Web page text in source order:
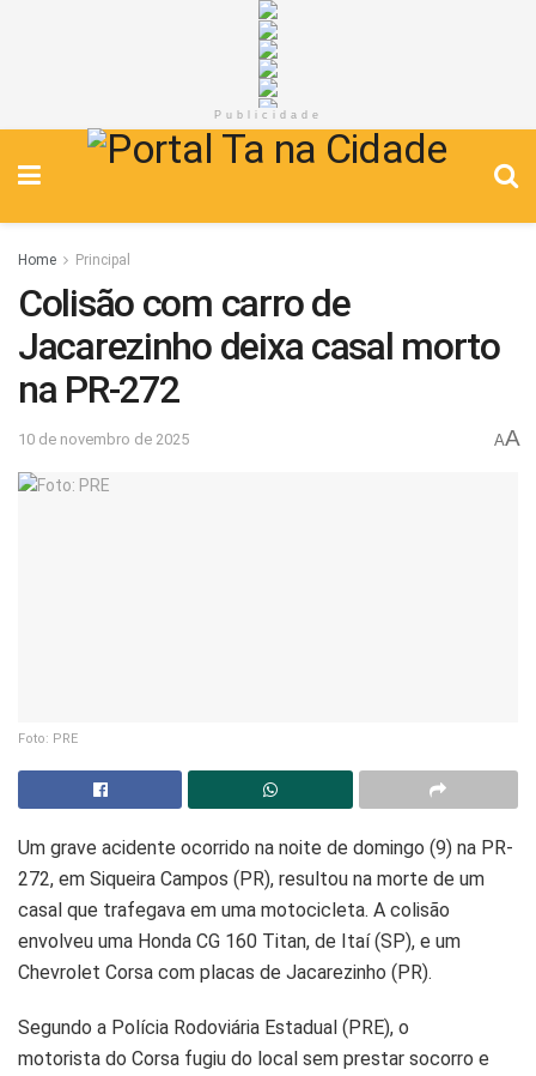
Publicidade
Home Principal
Colisão com carro de
Jacarezinho deixa casal morto
na PR-272
10 de novembro de 2025 AA
Foto: PRE
Um grave acidente ocorrido na noite de domingo (9) na PR-
272, em Siqueira Campos (PR), resultou na morte de um
casal que trafegava em uma motocicleta. A colisão
envolveu uma Honda CG 160 Titan, de Itaí (SP), e um
Chevrolet Corsa com placas de Jacarezinho (PR).
Segundo a Polícia Rodoviária Estadual (PRE), o
motorista do Corsa fugiu do local sem prestar socorro e